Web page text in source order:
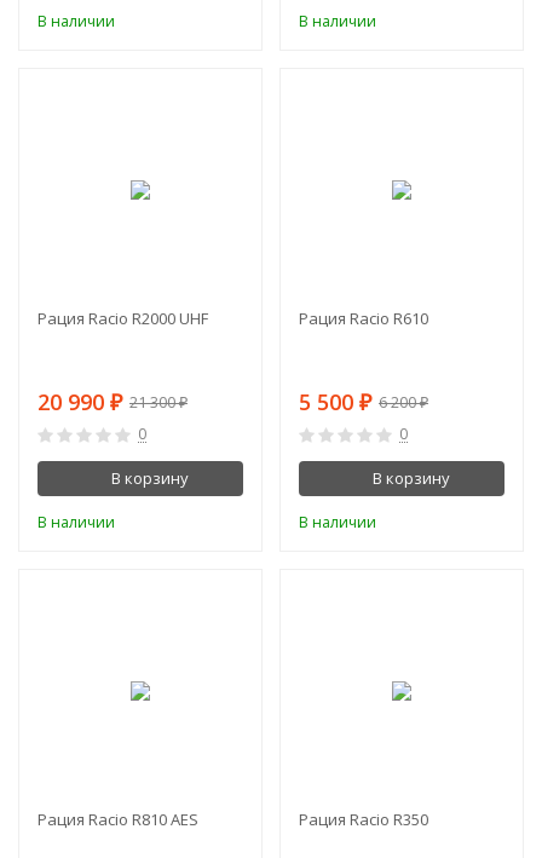
В наличии В наличии
Рация Racio R2000 UHF
20 990 ₽ 21 300₽
0
В корзину
В наличии
Рация Racio R610
5 500 ₽ 6 200₽
0
В корзину
В наличии
Рация Racio R810 AES Рация Racio R350